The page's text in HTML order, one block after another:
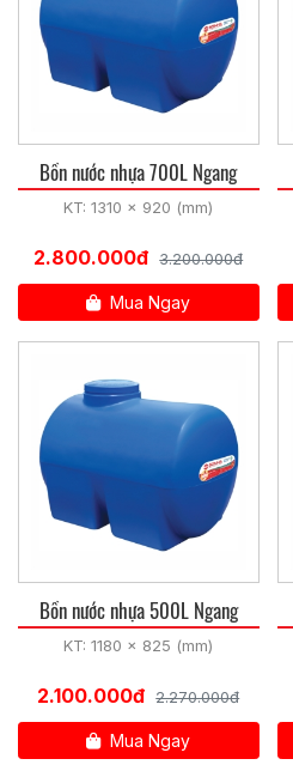
Bồn nước nhựa 700L Ngang
KT: 1310 x 920 (mm)
2.800.000đ 3.200.000đ
Mua Ngay
Bồn nước nhựa 500L Ngang
KT: 1180 x 825 (mm)
2.100.000đ 2.270.000đ
Mua Ngay